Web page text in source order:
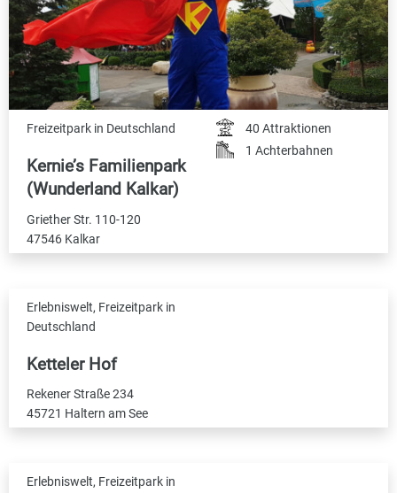
Freizeitpark in Deutschland
Kernie’s Familienpark
(Wunderland Kalkar)
Griether Str. 110-120
47546 Kalkar
40 Attraktionen
1 Achterbahnen
Erlebniswelt, Freizeitpark in
Deutschland
Ketteler Hof
Rekener Straße 234
45721 Haltern am See
Erlebniswelt, Freizeitpark in